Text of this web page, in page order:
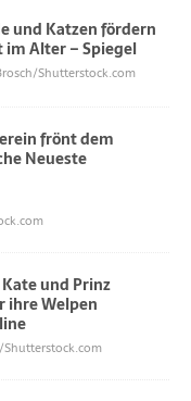
und Katzen fördern
im Alter – Spiegel
Shutterstock.com
frönt dem
Neueste
und Prinz
ihre Welpen